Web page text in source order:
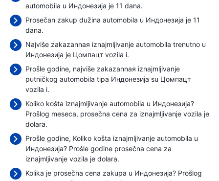
automobila u Индонезија je 11 dana.
Prosečan zakup dužina automobila u Индонезија je 11
dana.
Najviše zakazannaя iznajmljivanje automobila trenutno u
Индонезија je Цомпацт vozila i.
Prošle godine, najviše zakazannaя iznajmljivanje
putničkog automobila tipa Индонезија su Цомпацт
vozila i.
Koliko košta iznajmljivanje automobila u Индонезија?
Prošlog meseca, prosečna cena za iznajmljivanje vozila je
dolara.
Prošle godine, Koliko košta iznajmljivanje automobila u
Индонезија? Prošle godine prosečna cena za
iznajmljivanje vozila je dolara.
Kolika je prosečna cena zakupa u Индонезија? Prošlog